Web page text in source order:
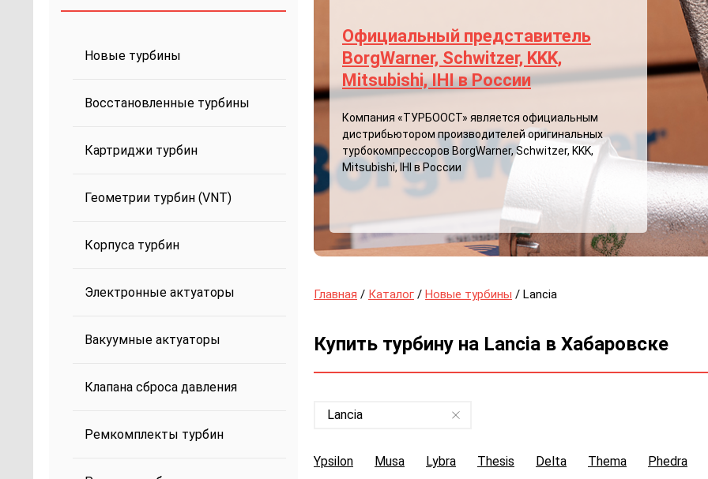
Новые турбины
Восстановленные турбины
Картриджи турбин
Геометрии турбин (VNT)
Корпуса турбин
Электронные актуаторы
Вакуумные актуаторы
Клапана сброса давления
Ремкомплекты турбин
Официальный представитель
BorgWarner, Schwitzer, KKK,
Mitsubishi, IHI в России
Компания «ТУРБООСТ» является официальным
дистрибьютором производителей оригинальных
турбокомпрессоров BorgWarner, Schwitzer, KKK,
Mitsubishi, IHI в России
Главная / Каталог / Новые турбины / Lancia
Купить турбину на Lancia в Хабаровске
Lancia
Ypsilon Musa Lybra Thesis Delta Thema Phedra